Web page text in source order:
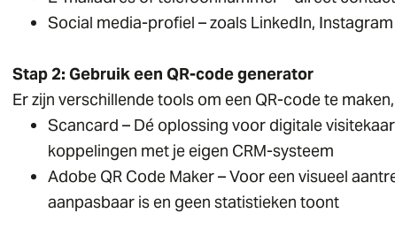
Social media-profiel – zoals LinkedIn,
Stap 2: Gebruik een QR-code generator
Er zijn verschillende tools om een QR-code te
Scancard – Dé oplossing voor digitale
koppelingen met je eigen CRM-systeem
Adobe QR Code Maker – Voor een visueel
aanpasbaar is en geen statistieken toont